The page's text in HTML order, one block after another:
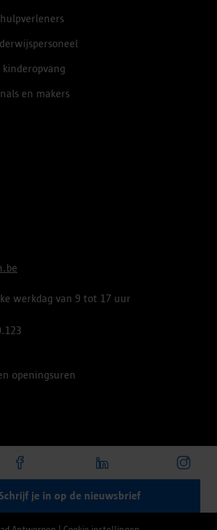
en makers
werkdag van 9 tot 17 uur
openingsuren
Schrijf je in op de nieuwsbrief